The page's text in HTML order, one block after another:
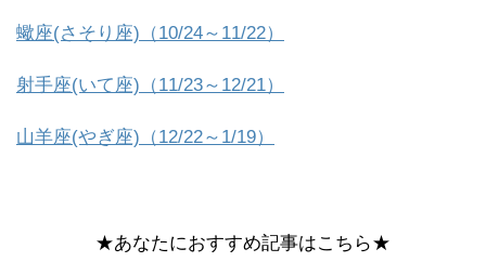
蠍座(さそり座)（10/24～11/22）
射手座(いて座)（11/23～12/21）
山羊座(やぎ座)（12/22～1/19）
★あなたにおすすめ記事はこちら★